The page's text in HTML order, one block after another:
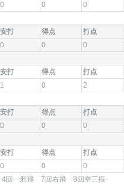
0 0 0
安打 得点 打点
0 0 0
安打 得点 打点
1 0 2
安打 得点 打点
0 0 0
安打 得点 打点
0 0 0
回一邪飛 7回右飛 8回空三振